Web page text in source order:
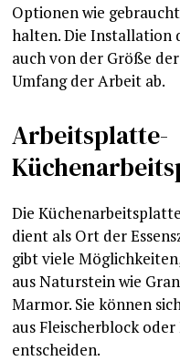
Optionen wie
halten. Die Installation
auch von der Größe
Umfang der Arbeit ab.
Arbeitsplatte-
Die
dient als Ort der
gibt viele
aus Naturstein wie
Marmor. Sie können
aus Fleischerblock
entscheiden.